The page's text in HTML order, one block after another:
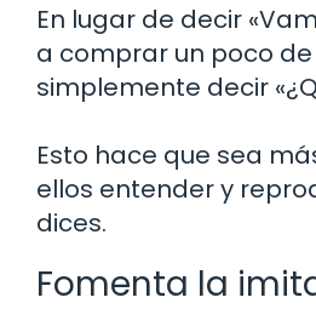
En lugar de decir
a comprar un poco
simplemente decir
Esto hace que sea
ellos entender y
dices.
Fomenta la